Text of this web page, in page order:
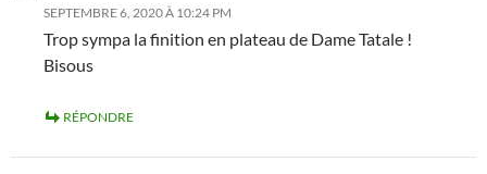
SEPTEMBRE 6, 2020 À 10:24 PM
Trop sympa la finition en plateau de Dame Tatale !
Bisous
RÉPONDRE